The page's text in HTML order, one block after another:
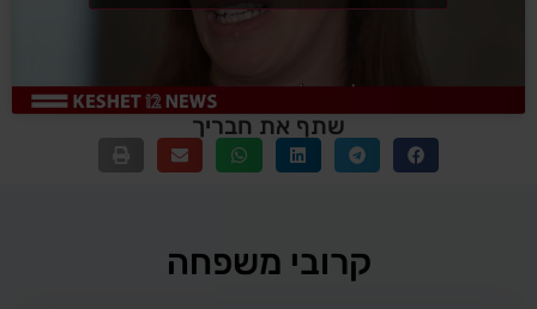
שתף את חבריך
קרובי משפחה